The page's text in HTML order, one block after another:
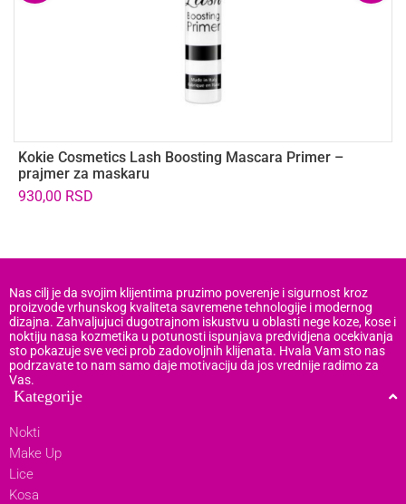
Kokie Cosmetics Lash Boosting Mascara Primer –
prajmer za maskaru
930,00 RSD
Nas cilj je da svojim klijentima pruzimo poverenje i sigurnost kroz
proizvode vrhunskog kvaliteta savremene tehnologije i modernog
dizajna. Zahvaljujuci dugotrajnom iskustvu u oblasti nege koze, kose i
noktiju nasa kozmetika u potunosti ispunjava predvidjena ocekivanja
sto pokazuje sve veci prob zadovoljnih klijenata. Hvala Vam sto nas
podrzavate to nam samo daje motivaciju da jos vrednije radimo za
Vas.
Kategorije
Nokti
Make Up
Lice
Kosa